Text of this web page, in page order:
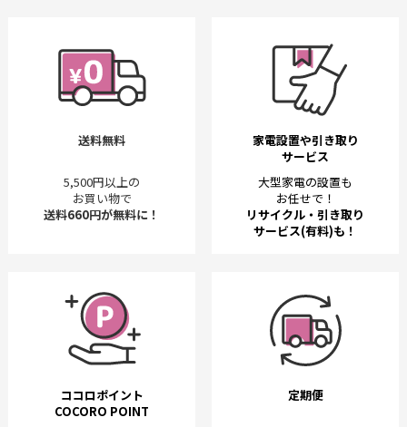
送料無料
5,500円以上の
お買い物で
送料660円が無料に！
家電設置や引き取り
サービス
大型家電の設置も
お任せで！
リサイクル・引き取り
サービス(有料)も！
ココロポイント
COCORO POINT
定期便